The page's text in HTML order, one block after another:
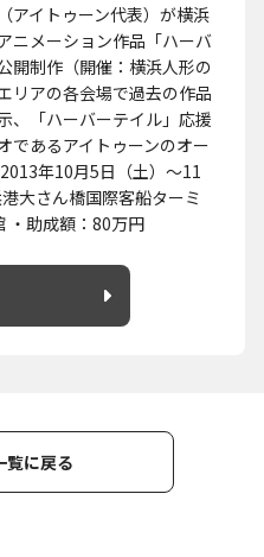
アイトゥーン代表）が横浜
ニメーション作品「ハーバ
開制作（開催：横浜人形の
リアの各会場で過去の作品
、「ハーバーテイル」応援
であるアイトゥーンのオー
年10月5日（土）～11
大さん橋国際客船ターミ
・助成額：80万円
覧に戻る